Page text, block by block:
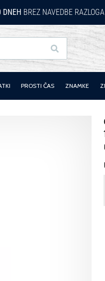
DNEH BREZ NAVEDBE RAZLOGA
Iskanje
PROSTI ČAS ZNAMKE